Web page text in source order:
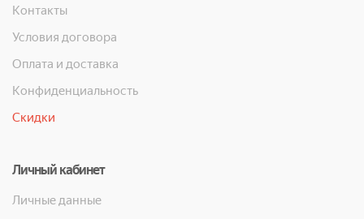
Контакты
Условия договора
Оплата и доставка
Конфиденциальность
Скидки
Личный кабинет
Личные данные